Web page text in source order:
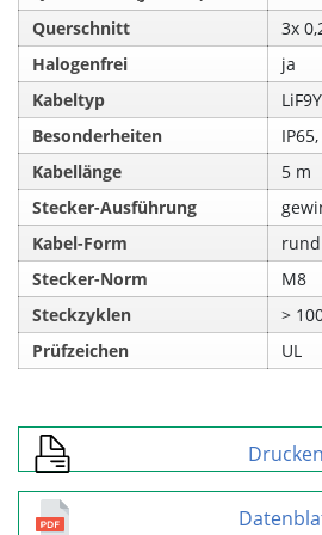
Querschnitt
3x
Halogenfrei
ja
Kabeltyp
Besonderheiten
Kabellänge
5 m
Stecker-Ausführung
Kabel-Form
rund
Stecker-Norm
M8
Steckzyklen
>
Prüfzeichen
UL
Drucken